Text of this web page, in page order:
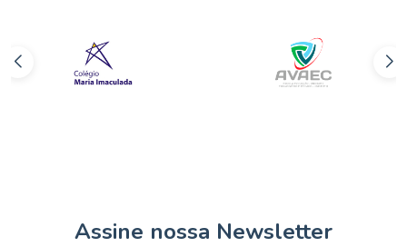
Assine nossa Newsletter